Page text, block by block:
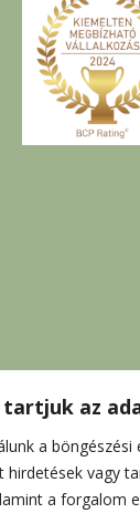
az
a böngészési
hirdetések vagy
a forgalom